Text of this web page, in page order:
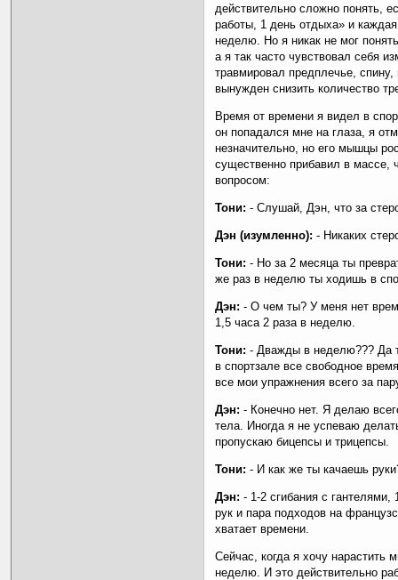
действительно сложно понять,
работы, 1 день отдыха» и
неделю. Но я никак не мог
а я так часто чувствовал себя
травмировал предплечье,
вынужден снизить количество
Время от времени я видел в
он попадался мне на глаза, я
незначительно, но его мышцы
существенно прибавил в массе,
вопросом:
Тони: - Слушай, Дэн, что за
Дэн (изумленно): - Никаких
Тони: - Но за 2 месяца ты
же раз в неделю ты ходишь в
Дэн: - О чем ты? У меня нет
1,5 часа 2 раза в неделю.
Тони: - Дважды в неделю??? Да
в спортзале все свободное
все мои упражнения всего за
Дэн: - Конечно нет. Я делаю
тела. Иногда я не успеваю
пропускаю бицепсы и трицепсы.
Тони: - И как же ты качаешь
Дэн: - 1-2 сгибания с
рук и пара подходов на
хватает времени.
Сейчас, когда я хочу
неделю. И это действительно